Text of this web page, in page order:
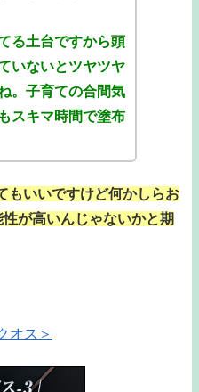
る土台ですから頭
いないとツヤツヤ
。子育ての合間気
スキマ時間で塗布
もいいですけど何かしらお
が高いんじゃないかと期
オス＞